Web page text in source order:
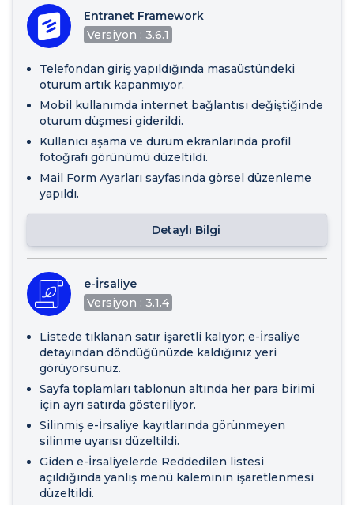
Entranet Framework
Versiyon : 3.6.1
Telefondan giriş yapıldığında masaüstündeki
oturum artık kapanmıyor.
Mobil kullanımda internet bağlantısı değiştiğinde
oturum düşmesi giderildi.
Kullanıcı aşama ve durum ekranlarında profil
fotoğrafı görünümü düzeltildi.
Mail Form Ayarları sayfasında görsel düzenleme
yapıldı.
Detaylı Bilgi
e-İrsaliye
Versiyon : 3.1.4
Listede tıklanan satır işaretli kalıyor; e-İrsaliye
detayından döndüğünüzde kaldığınız yeri
görüyorsunuz.
Sayfa toplamları tablonun altında her para birimi
için ayrı satırda gösteriliyor.
Silinmiş e-İrsaliye kayıtlarında görünmeyen
silinme uyarısı düzeltildi.
Giden e-İrsaliyelerde Reddedilen listesi
açıldığında yanlış menü kaleminin işaretlenmesi
düzeltildi.